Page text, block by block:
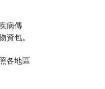
病傳
包。
各地區